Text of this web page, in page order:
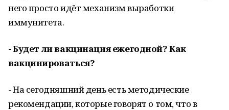
него просто идёт механизм выработки
иммунитета.
- Будет ли вакцинация ежегодной? Как
вакцинироваться?
- На сегодняшний день есть методические
рекомендации, которые говорят о том, что в